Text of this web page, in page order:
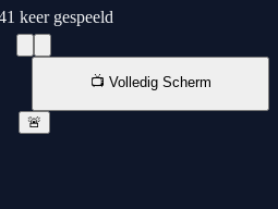
keer gespeeld
📺 Volledig Scherm
🚨